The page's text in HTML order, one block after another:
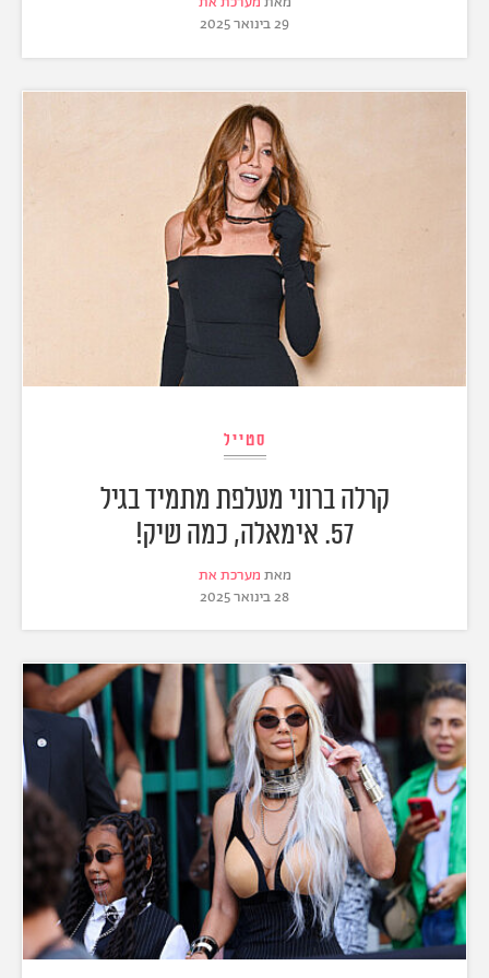
29 בינואר 2025
סטייל
קרלה ברוני מעלפת מתמיד בגיל
57. אימאלה, כמה שיק!
מאת מערכת את
28 בינואר 2025